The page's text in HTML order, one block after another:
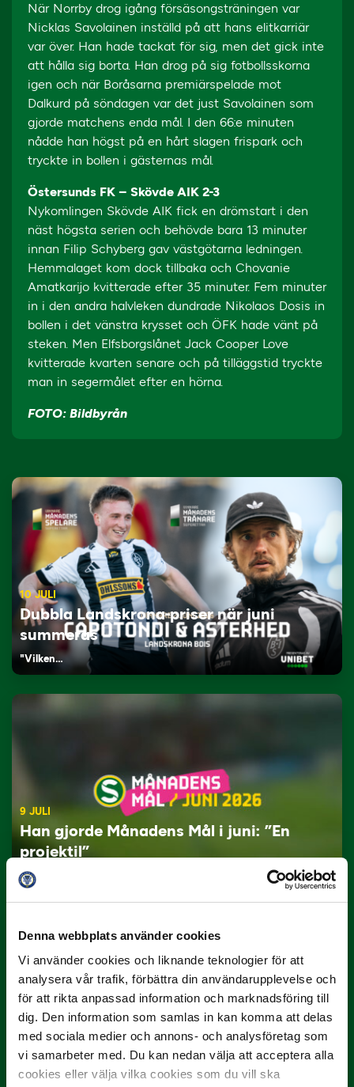
Denna webbplats använder cookies
Vi använder cookies och liknande teknologier för att
analysera vår trafik, förbättra din användarupplevelse och
för att rikta anpassad information och marknadsföring till
dig. Den information som samlas in kan komma att delas
med sociala medier och annons- och analysföretag som
vi samarbeter med. Du kan nedan välja att acceptera alla
cookies eller välja vilka cookies som du vill ska
När Norrby drog igång försäsongsträningen var
Nicklas Savolainen inställd på att hans elitkarriär
var över. Han hade tackat för sig, men det gick inte
att hålla sig borta. Han drog på sig fotbollsskorna
igen och när Boråsarna premiärspelade mot
Dalkurd på söndagen var det just Savolainen som
gjorde matchens enda mål. I den 66:e minuten
nådde han högst på en hårt slagen frispark och
tryckte in bollen i gästernas mål.
Östersunds FK – Skövde AIK 2-3
Nykomlingen Skövde AIK fick en drömstart i den
näst högsta serien och behövde bara 13 minuter
innan Filip Schyberg gav västgötarna ledningen.
Hemmalaget kom dock tillbaka och Chovanie
Amatkarijo kvitterade efter 35 minuter. Fem minuter
in i den andra halvleken dundrade Nikolaos Dosis in
bollen i det vänstra krysset och ÖFK hade vänt på
steken. Men Elfsborgslånet Jack Cooper Love
kvitterade kvarten senare och på tilläggstid tryckte
man in segermålet efter en hörna.
FOTO: Bildbyrån
10 JULI
Dubbla Landskrona-priser när juni
summeras
"Vilken…
9 JULI
Han gjorde Månadens Mål i juni: ”En
projektil”
Slog till i…
3 JULI
Rösta på Månadens Spelare i juni